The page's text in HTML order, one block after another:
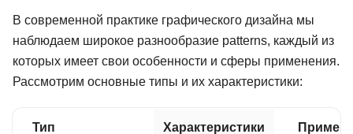
В современной практике графического дизайна мы
наблюдаем широкое разнообразие patterns, каждый из
которых имеет свои особенности и сферы применения.
Рассмотрим основные типы и их характеристики:
Тип Характеристики